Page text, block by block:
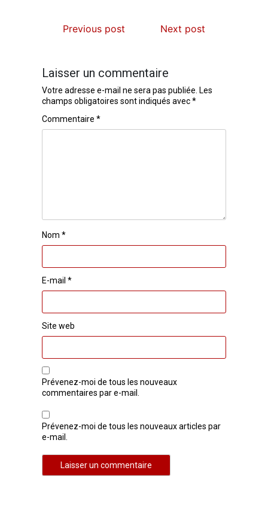
Previous post Next post
Laisser un commentaire
Votre adresse e-mail ne sera pas publiée. Les
champs obligatoires sont indiqués avec*
Commentaire*
Nom*
E-mail*
Site web
Prévenez-moi de tous les nouveaux
commentaires par e-mail.
Prévenez-moi de tous les nouveaux articles par
e-mail.